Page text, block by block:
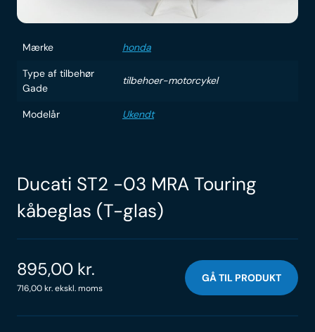
Mærke honda
Type af tilbehør
Gade
tilbehoer-motorcykel
Modelår Ukendt
Ducati ST2 -03 MRA Touring
kåbeglas (T-glas)
895,00 kr.
716,00kr.ekskl. moms
GÅ TIL PRODUKT